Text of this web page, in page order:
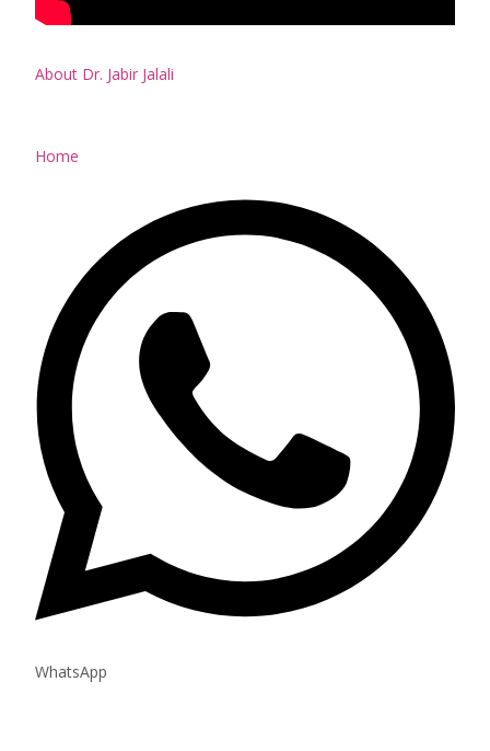
About Dr. Jabir Jalali
Home
WhatsApp